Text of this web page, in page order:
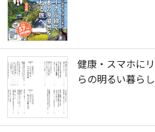
健康・スマホに
らの明るい暮ら